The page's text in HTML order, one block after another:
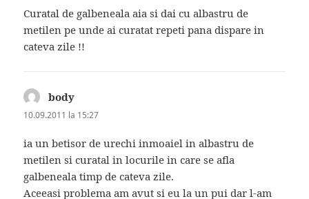
Curatal de galbeneala aia si dai cu albastru de
metilen pe unde ai curatat repeti pana dispare in
cateva zile !!
body
10.09.2011 la 15:27
ia un betisor de urechi inmoaiel in albastru de
metilen si curatal in locurile in care se afla
galbeneala timp de cateva zile.
Aceeasi problema am avut si eu la un pui dar l-am